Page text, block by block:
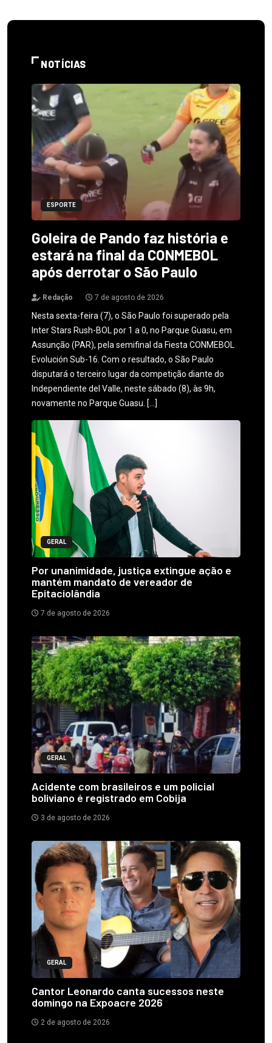
NOTÍCIAS
ESPORTE
Goleira de Pando faz história e
estará na final da CONMEBOL
após derrotar o São Paulo
Redação 7 de agosto de 2026
Nesta sexta-feira (7), o São Paulo foi superado pela
Inter Stars Rush-BOL por 1 a 0, no Parque Guasu, em
Assunção (PAR), pela semifinal da Fiesta CONMEBOL
Evolución Sub-16. Com o resultado, o São Paulo
disputará o terceiro lugar da competição diante do
Independiente del Valle, neste sábado (8), às 9h,
novamente no Parque Guasu. […]
GERAL
Por unanimidade, justiça extingue ação e
mantém mandato de vereador de
Epitaciolândia
7 de agosto de 2026
GERAL
Acidente com brasileiros e um policial
boliviano é registrado em Cobija
3 de agosto de 2026
GERAL
Cantor Leonardo canta sucessos neste
domingo na Expoacre 2026
2 de agosto de 2026